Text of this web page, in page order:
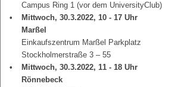
Campus Ring 1 (vor dem UniversityClub)
Mittwoch, 30.3.2022, 10 - 17 Uhr
Marßel
Einkaufszentrum Marßel Parkplatz
Stockholmerstraße 3 – 55
Mittwoch, 30.3.2022, 11 - 18 Uhr
Rönnebeck